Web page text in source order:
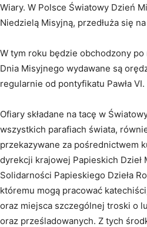
Wiary. W Polsce Światowy Dzień
Niedzielą Misyjną, przedłuża się
W tym roku będzie obchodzony
Dnia Misyjnego wydawane są
regularnie od pontyfikatu Pawła VI.
Ofiary składane na tacę w
wszystkich parafiach świata,
przekazywane za pośrednictwem
dyrekcji krajowej Papieskich Dzieł
Solidarności Papieskiego Dzieła
któremu mogą pracować
oraz miejsca szczególnej troski o
oraz prześladowanych. Z tych